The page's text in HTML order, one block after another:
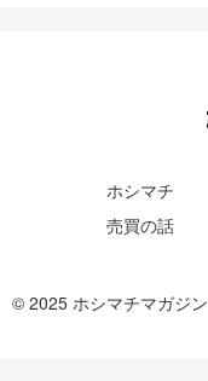
ホシマチ
売買の話
© 2025 ホシマチマガジ